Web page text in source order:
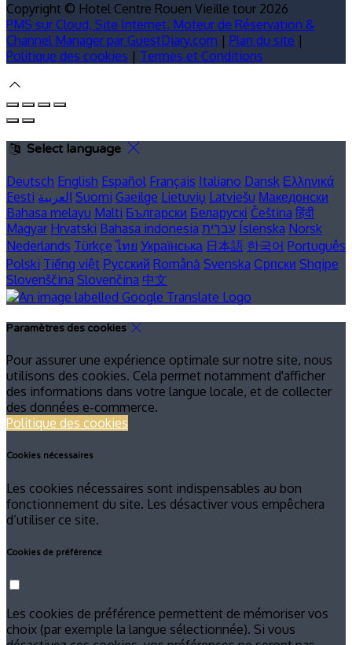
Copyright © Hotel Centre Rouen Vieille tour 2026
PMS sur Cloud, Site Internet, Moteur de Réservation &
Channel Manager par GuestDiary.com | Plan du site |
Politique des cookies | Termes et Conditions
Select language
Deutsch English Español Français Italiano Dansk Ελληνικά
Eesti العربية Suomi Gaeilge Lietuvių Latviešu Македонски
Bahasa melayu Malti Български Беларускі Čeština हिंदी
Magyar Hrvatski Bahasa indonesia עברית Íslenska Norsk
Nederlands Türkçe ไทย Українська 日本語 한국어 Português
Polski Tiếng việt Русский Română Svenska Српски Shqipe
Slovenščina Slovenčina 中文
Paramètres des cookies
Pour assurer une expérience optimale sur notre site, nous
utilisons des cookies. Cela permet notamment d'afficher
des informations dans votre langue locale, et de collecter
des données e-commerce.
Politique des cookies
Cookies nécessaires
Les cookies nécessaires sont indispensables au bon
fonctionnement du site. Les désactiver vous empêchera
d’utiliser ce site.
Cookies de préférence
Les cookies de préférence permettent de mémoriser vos
choix (par exemple la langue sélectionnée). Si vous